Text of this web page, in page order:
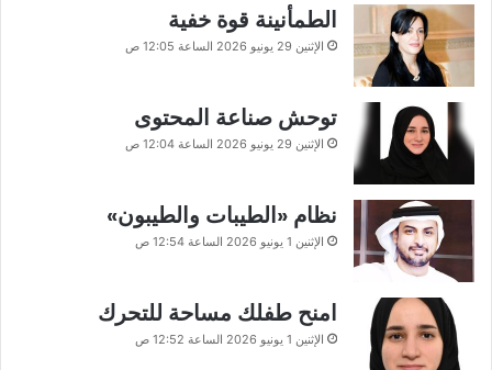
الطمأنينة قوة خفية
الإثنين 29 يونيو 2026 الساعة 12:05 ص
توحش صناعة المحتوى
الإثنين 29 يونيو 2026 الساعة 12:04 ص
نظام «الطيبات والطيبون»
الإثنين 1 يونيو 2026 الساعة 12:54 ص
امنح طفلك مساحة للتحرك
الإثنين 1 يونيو 2026 الساعة 12:52 ص